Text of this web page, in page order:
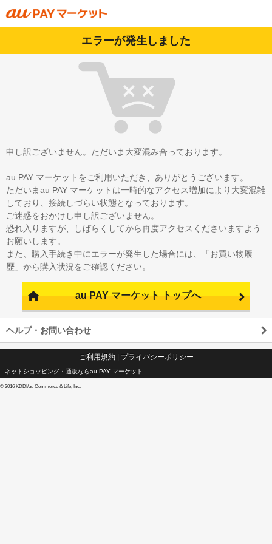
エラーが発生しました
申し訳ございません。ただいま大変混み合っております。
au PAY マーケットをご利用いただき、ありがとうございます。
ただいまau PAY マーケットは一時的なアクセス増加により大変混雑
しており、接続しづらい状態となっております。
ご迷惑をおかけし申し訳ございません。
恐れ入りますが、しばらくしてから再度アクセスくださいますよう
お願いします。
また、購入手続き中にエラーが発生した場合には、「お買い物履
歴」から購入状況をご確認ください。
au PAY マーケット トップへ
ヘルプ・お問い合わせ
ご利用規約| プライバシーポリシー
ネットショッピング・通販ならau PAY マーケット
© 2016 KDDI/au Commerce & Life, Inc.